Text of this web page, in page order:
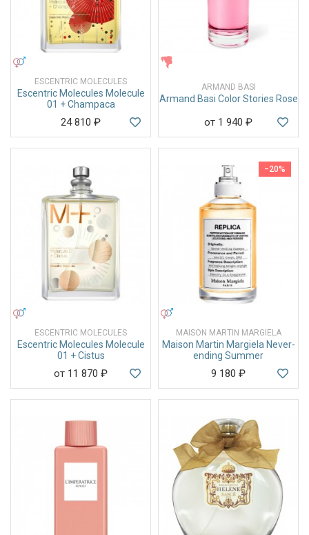
ESCENTRIC MOLECULES
Escentric Molecules Molecule
01 + Champaca
24 810 ₽
ARMAND BASI
Armand Basi Color Stories Rose
от 1 940 ₽
ESCENTRIC MOLECULES
Escentric Molecules Molecule
01 + Cistus
от 11 870 ₽
−20%
MAISON MARTIN MARGIELA
Maison Martin Margiela Never-
ending Summer
9 180 ₽